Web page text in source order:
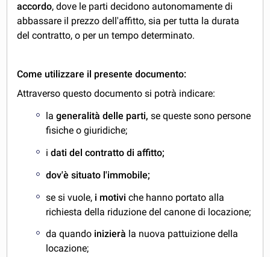
accordo, dove le parti decidono autonomamente di
abbassare il prezzo dell'affitto, sia per tutta la durata
del contratto, o per un tempo determinato.
Come utilizzare il presente documento:
Attraverso questo documento si potrà indicare:
la generalità delle parti, se queste sono persone
fisiche o giuridiche;
idati del contratto di affitto;
dov'è situato l'immobile;
se si vuole, i motivi che hanno portato alla
richiesta della riduzione del canone di locazione;
da quando inizierà la nuova pattuizione della
locazione;